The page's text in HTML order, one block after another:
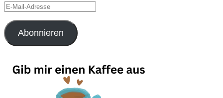
E-
Mail-
Adresse
Abonnieren